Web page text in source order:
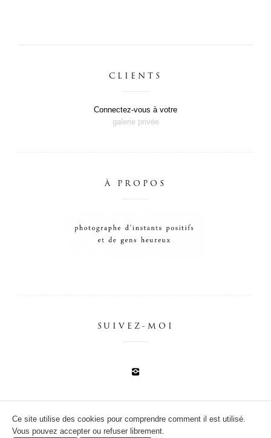
CLIENTS
Connectez-vous à votre
galerie privée
À PROPOS
SUIVEZ-MOI
Ce site utilise des cookies pour comprendre comment il est utilisé.
Vous pouvez accepter ou refuser librement.